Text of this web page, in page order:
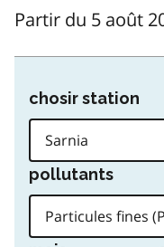
Partir du 5 août